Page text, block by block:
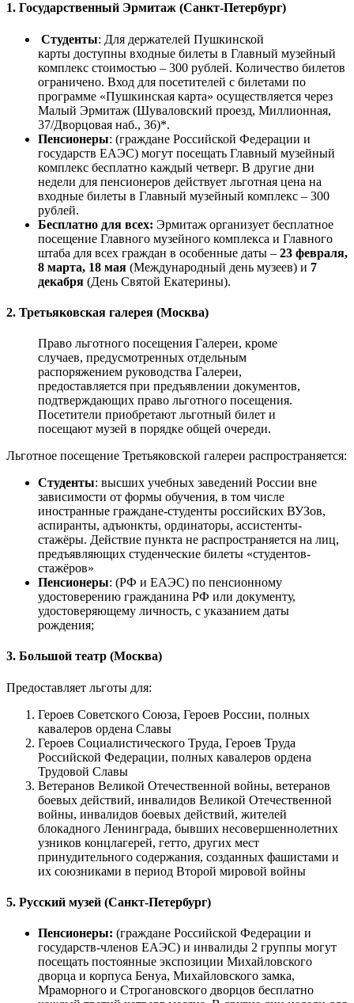
1. Государственный Эрмитаж (Санкт-Петербург)
Студенты: Для держателей Пушкинской
карты доступны входные билеты в Главный музейный
комплекс стоимостью – 300 рублей. Количество билетов
ограничено. Вход для посетителей с билетами по
программе «Пушкинская карта» осуществляется через
Малый Эрмитаж (Шуваловский проезд, Миллионная,
37/Дворцовая наб., 36)*.
Пенсионеры: (граждане Российской Федерации и
государств ЕАЭС) могут посещать Главный музейный
комплекс бесплатно каждый четверг. В другие дни
недели для пенсионеров действует льготная цена на
входные билеты в Главный музейный комплекс – 300
рублей.
Бесплатно для всех: Эрмитаж организует бесплатное
посещение Главного музейного комплекса и Главного
штаба для всех граждан в особенные даты – 23 февраля,
8 марта, 18 мая (Международный день музеев) и 7
декабря (День Святой Екатерины).
2. Третьяковская галерея (Москва)
Право льготного посещения Галереи, кроме
случаев, предусмотренных отдельным
распоряжением руководства Галереи,
предоставляется при предъявлении документов,
подтверждающих право льготного посещения.
Посетители приобретают льготный билет и
посещают музей в порядке общей очереди.
Льготное посещение Третьяковской галереи распространяется:
Студенты: высших учебных заведений России вне
зависимости от формы обучения, в том числе
иностранные граждане-студенты российских ВУЗов,
аспиранты, адъюнкты, ординаторы, ассистенты-
стажёры. Действие пункта не распространяется на лиц,
предъявляющих студенческие билеты «студентов-
стажёров»
Пенсионеры: (РФ и ЕАЭС) по пенсионному
удостоверению гражданина РФ или документу,
удостоверяющему личность, с указанием даты
рождения;
3. Большой театр (Москва)
Предоставляет льготы для:
Героев Советского Союза, Героев России, полных
кавалеров ордена Славы
Героев Социалистического Труда, Героев Труда
Российской Федерации, полных кавалеров ордена
Трудовой Славы
Ветеранов Великой Отечественной войны, ветеранов
боевых действий, инвалидов Великой Отечественной
войны, инвалидов боевых действий, жителей
блокадного Ленинграда, бывших несовершеннолетних
узников концлагерей, гетто, других мест
принудительного содержания, созданных фашистами и
их союзниками в период Второй мировой войны
5. Русский музей (Санкт-Петербург)
Пенсионеры: (граждане Российской Федерации и
государств-членов ЕАЭС) и инвалиды 2 группы могут
посещать постоянные экспозиции Михайловского
дворца и корпуса Бенуа, Михайловского замка,
Мраморного и Строгановского дворцов бесплатно